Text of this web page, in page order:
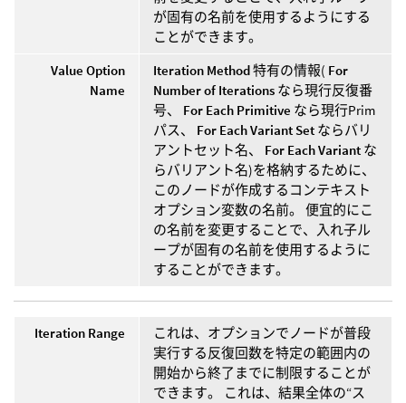
が固有の名前を使用するようにする
ことができます。
Value Option
Name
Iteration Method特有の情報( For
Number of Iterations なら現行反復番
号、 For Each Primitive なら現行Prim
パス、 For Each Variant Set ならバリ
アントセット名、 For Each Variant な
らバリアント名)を格納するために、
このノードが作成するコンテキスト
オプション変数の名前。 便宜的にこ
の名前を変更することで、入れ子ル
ープが固有の名前を使用するように
することができます。
Iteration Range
これは、オプションでノードが普段
実行する反復回数を特定の範囲内の
開始から終了までに制限することが
できます。 これは、結果全体の“ス